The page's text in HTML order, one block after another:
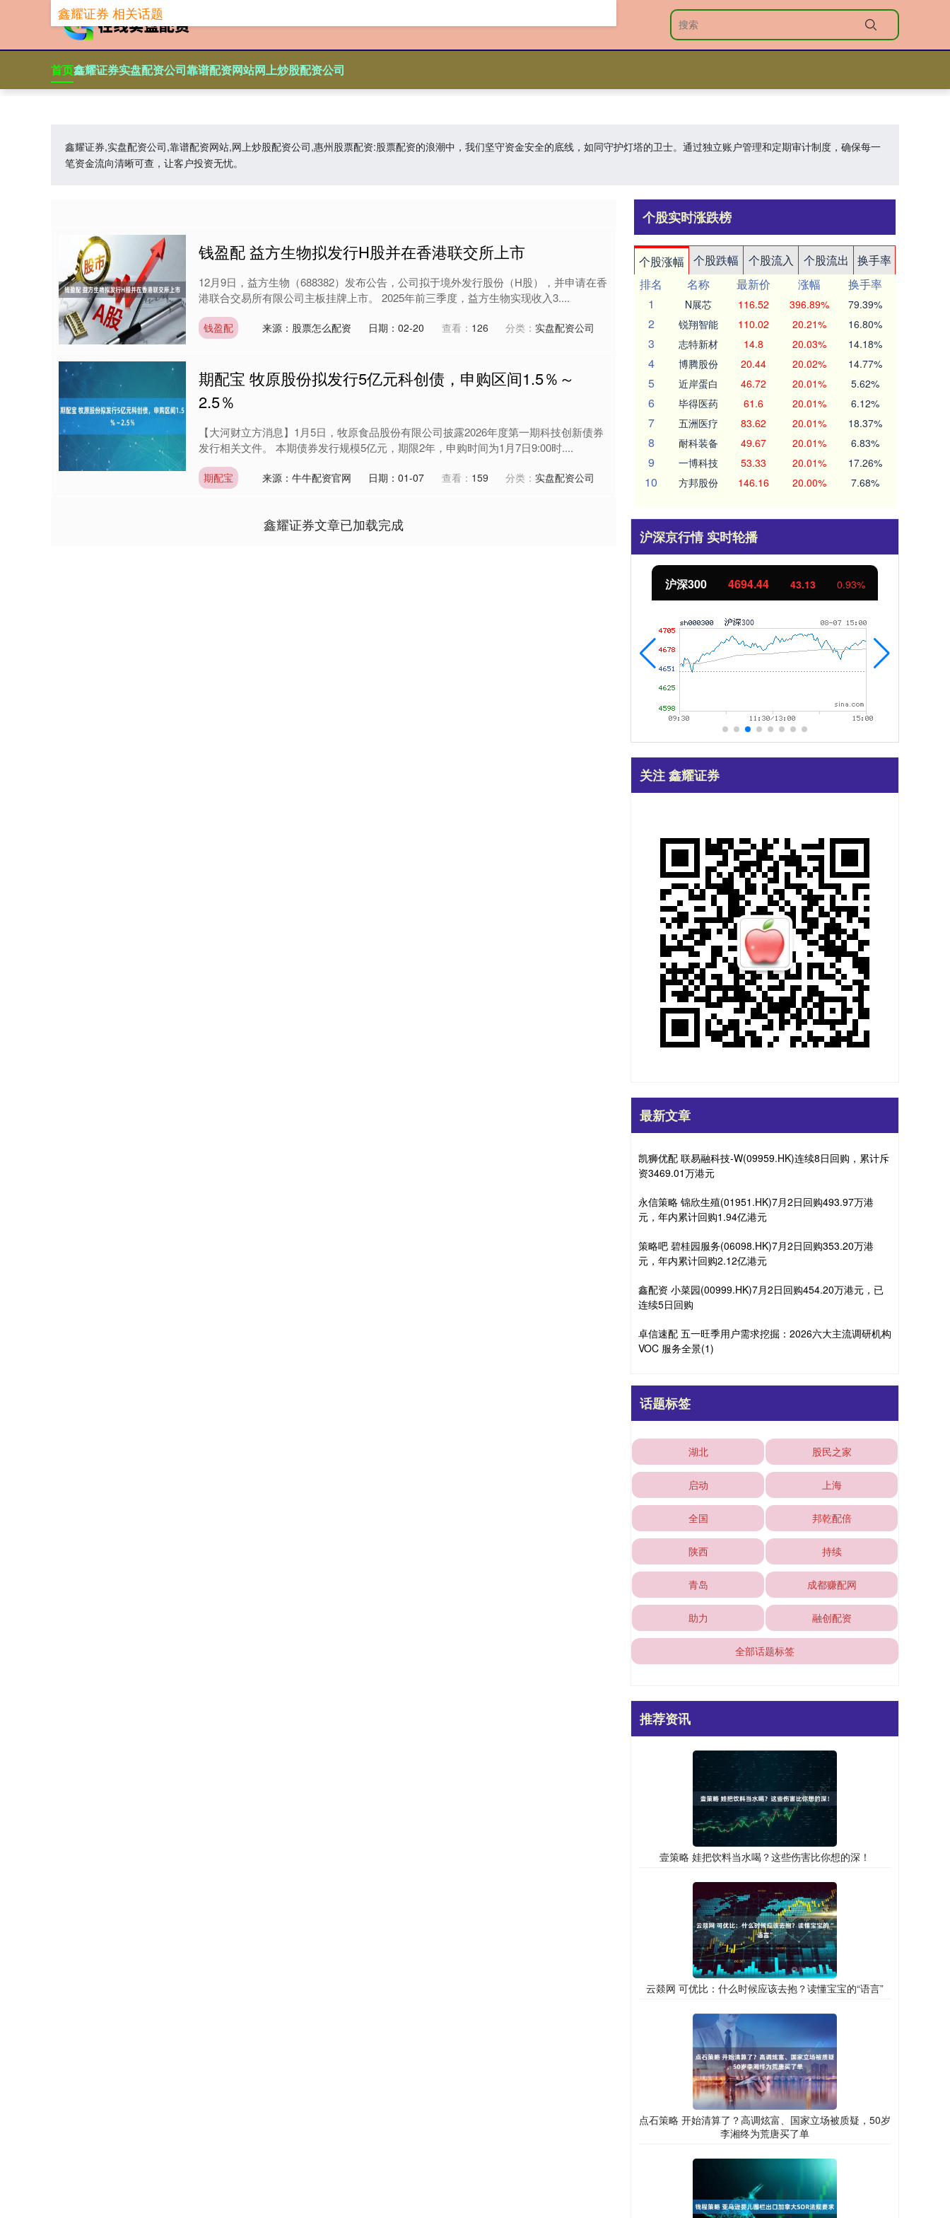
首页鑫耀证券实盘配资公司靠谱配资网站网上炒股配资公司
鑫耀证券,实盘配资公司,靠谱配资网站,网上炒股配资公司,惠州股票配资:股票配资的浪潮中，我们坚守资金安全的底线，如同守护灯塔的卫士。通过独立账户管理和定期审计制度，确保每一
笔资金流向清晰可查，让客户投资无忧。
鑫耀证券 相关话题
钱盈配 益方生物拟发行H股并在香港联交所上市
12月9日，益方生物（688382）发布公告，公司拟于境外发行股份（H股），并申请在香
港联合交易所有限公司主板挂牌上市。 2025年前三季度，益方生物实现收入3....
钱盈配 来源：股票怎么配资 日期：02-20 查看： 126 分类： 实盘配资公司
期配宝 牧原股份拟发行5亿元科创债，申购区间1.5％～
2.5％
【大河财立方消息】1月5日，牧原食品股份有限公司披露2026年度第一期科技创新债券
发行相关文件。 本期债券发行规模5亿元，期限2年，申购时间为1月7日9:00时....
期配宝 来源：牛牛配资官网 日期：01-07 查看： 159 分类： 实盘配资公司
鑫耀证券文章已加载完成
个股实时涨跌榜
个股涨幅 个股跌幅 个股流入 个股流出
换手率
排名
名称 最新价 涨幅
换手率
1
N展芯 116.52 396.89% 79.39%
2 锐翔智能 110.02 20.21% 16.80%
3 志特新材 14.8 20.03% 14.18%
4 博腾股份 20.44 20.02% 14.77%
5 近岸蛋白 46.72 20.01% 5.62%
6 毕得医药 61.6 20.01% 6.12%
7 五洲医疗 83.62 20.01% 18.37%
8 耐科装备 49.67 20.01% 6.83%
9 一博科技 53.33 20.01% 17.26%
10 方邦股份 146.16 20.00% 7.68%
沪深京行情 实时轮播
北证50 1134.24 11.37 1.01%
关注 鑫耀证券
最新文章
凯狮优配 联易融科技-W(09959.HK)连续8日回购，累计斥
资3469.01万港元
永信策略 锦欣生殖(01951.HK)7月2日回购493.97万港
元，年内累计回购1.94亿港元
策略吧 碧桂园服务(06098.HK)7月2日回购353.20万港
元，年内累计回购2.12亿港元
鑫配资 小菜园(00999.HK)7月2日回购454.20万港元，已
连续5日回购
卓信速配 五一旺季用户需求挖掘：2026六大主流调研机构
VOC 服务全景(1)
话题标签
湖北 股民之家
启动 上海
全国 邦乾配倍
陕西 持续
青岛 成都赚配网
助力 融创配资
全部话题标签
推荐资讯
壹策略 娃把饮料当水喝？这些伤害比你想的深！
云燚网 可优比：什么时候应该去抱？读懂宝宝的“语言”
点石策略 开始清算了？高调炫富、国家立场被质疑，50岁
李湘终为荒唐买了单